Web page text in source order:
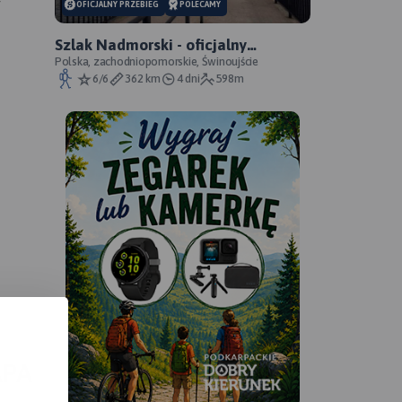
OFICJALNY PRZEBIEG POLECAMY
Szlak Nadmorski - oficjalny
przebieg
Polska, zachodniopomorskie, Świnoujście
6/6
362 km 4 dni 598m